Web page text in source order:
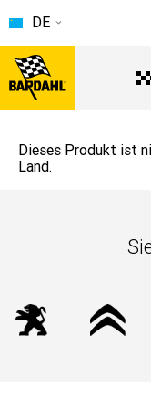
DE
Dieses Produkt ist
Land.